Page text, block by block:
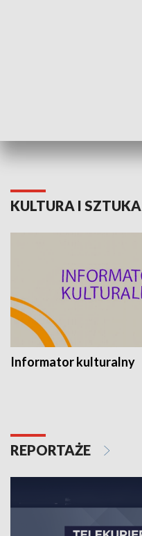
KULTURA I SZTUKA
Informator kulturalny
REPORTAŻE